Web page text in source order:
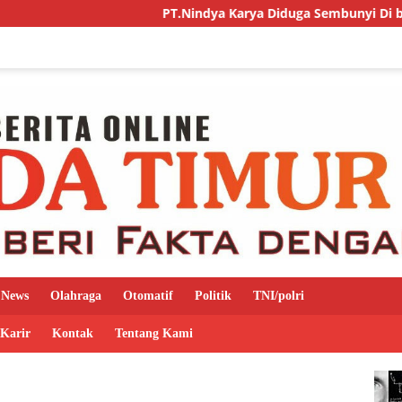
PT.Nindya Karya Diduga Sembunyi Di balik
News Olahraga Otomatif Politik TNI/polri
Karir Kontak Tentang Kami